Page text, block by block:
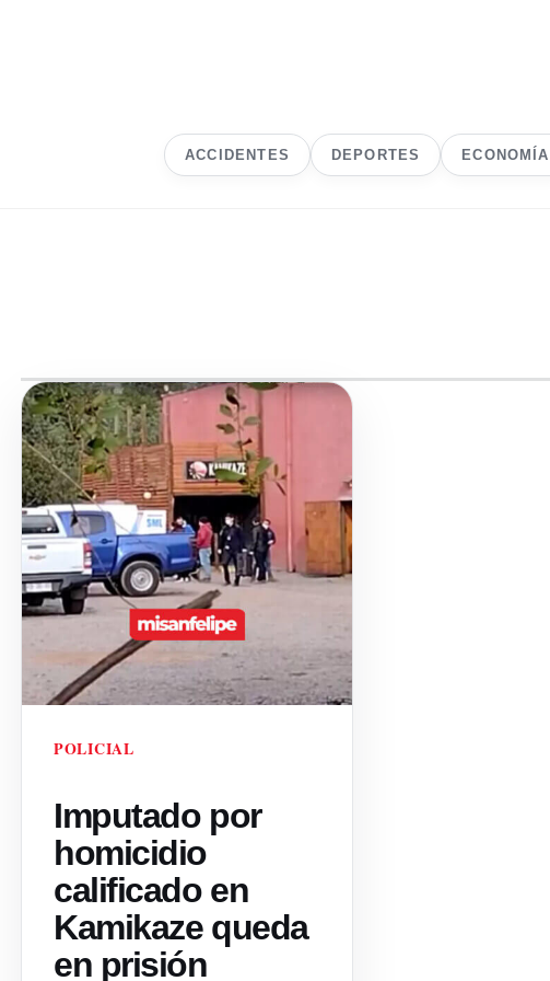
ACCIDENTES DEPORTES ECONOMÍA
POLICIAL
Imputado por
homicidio
calificado en
Kamikaze queda
en prisión